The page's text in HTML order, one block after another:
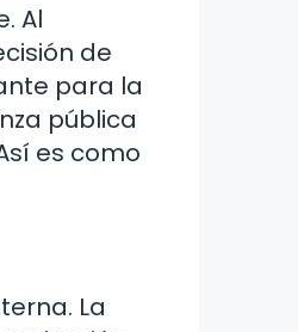
Al
de
para la
pública
es como
La